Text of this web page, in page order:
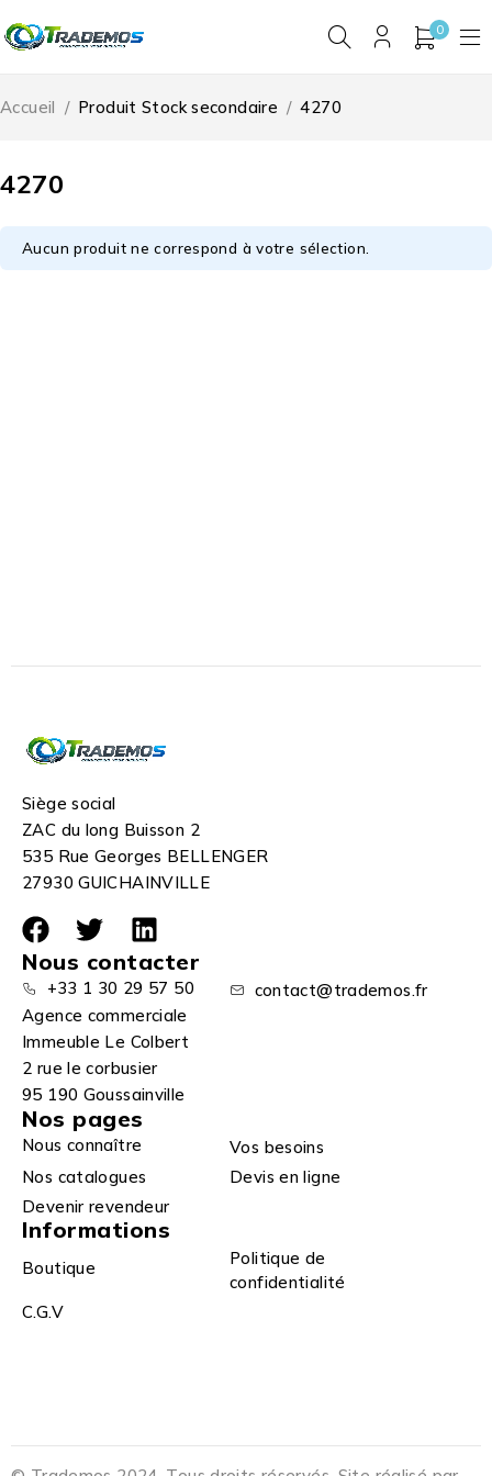
0
4270
Accueil / Produit Stock secondaire / 4270
Aucun produit ne correspond à votre sélection.
Siège social
ZAC du long Buisson 2
535 Rue Georges BELLENGER
27930 GUICHAINVILLE
Nous contacter
+33 1 30 29 57 50
contact@trademos.fr
Agence commerciale
Immeuble Le Colbert
2 rue le corbusier
95 190 Goussainville
Nos pages
Nous connaître
Vos besoins
Nos catalogues
Devis en ligne
Devenir revendeur
Informations
Boutique
Politique de
confidentialité
C.G.V